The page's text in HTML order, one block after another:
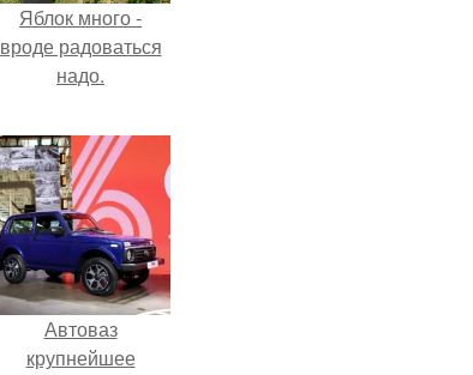
Яблок много -
вроде радоваться
надо.
Автоваз
крупнейшее